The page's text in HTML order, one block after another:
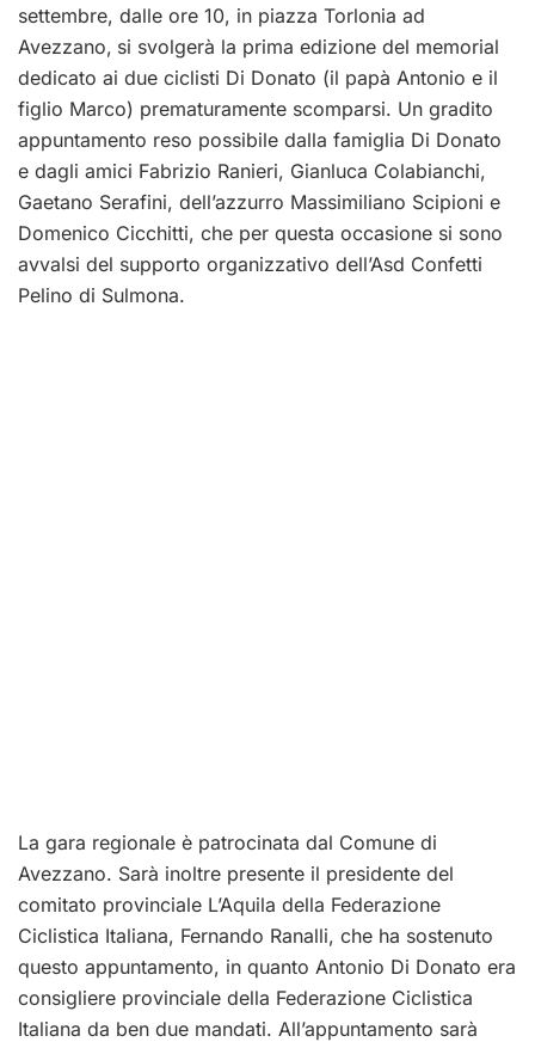
settembre, dalle ore 10, in piazza Torlonia ad
Avezzano, si svolgerà la prima edizione del memorial
dedicato ai due ciclisti Di Donato (il papà Antonio e il
figlio Marco) prematuramente scomparsi. Un gradito
appuntamento reso possibile dalla famiglia Di Donato
e dagli amici Fabrizio Ranieri, Gianluca Colabianchi,
Gaetano Serafini, dell’azzurro Massimiliano Scipioni e
Domenico Cicchitti, che per questa occasione si sono
avvalsi del supporto organizzativo dell’Asd Confetti
Pelino di Sulmona.
La gara regionale è patrocinata dal Comune di
Avezzano. Sarà inoltre presente il presidente del
comitato provinciale L’Aquila della Federazione
Ciclistica Italiana, Fernando Ranalli, che ha sostenuto
questo appuntamento, in quanto Antonio Di Donato era
consigliere provinciale della Federazione Ciclistica
Italiana da ben due mandati. All’appuntamento sarà